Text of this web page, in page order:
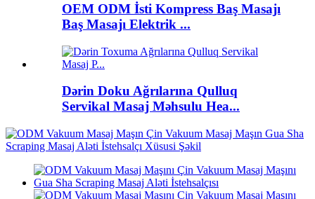
OEM ODM İsti Kompress Baş Masajı
Baş Masajı Elektrik ...
Dərin Doku Ağrılarına Qulluq
Servikal Masaj Məhsulu Hea...